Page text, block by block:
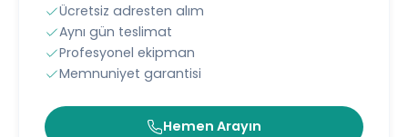
Ücretsiz adresten alım
Aynı gün teslimat
Profesyonel ekipman
Memnuniyet garantisi
Hemen Arayın